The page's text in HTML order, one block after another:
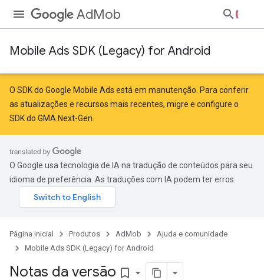
AdMob
Mobile Ads SDK (Legacy) for Android
O SDK do Google Mobile Ads está em manutenção. Para conferir
as atualizações e recursos mais recentes, migre e configure o
SDK do GMA Next-Gen
O Google usa tecnologia de IA na tradução de conteúdos para seu
idioma de preferência. As traduções com IA podem ter erros.
Página inicial Produtos AdMob
Ajuda e comunidade
Mobile Ads SDK (Legacy) for Android
Notas da versão bookmark_border